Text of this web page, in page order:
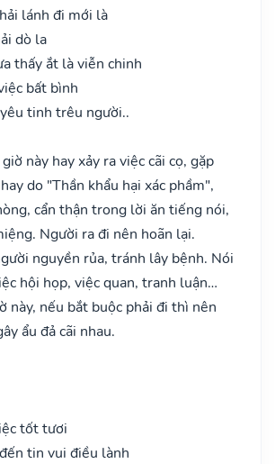
lánh đi mới là
dò la
thấy ắt là viễn chinh
bất bình
tinh trêu người..
này hay xảy ra việc cãi cọ, gặp
do "Thần khẩu hại xác phầm",
cẩn thận trong lời ăn tiếng nói,
Người ra đi nên hoãn lại.
nguyền rủa, tránh lây bệnh. Nói
hội họp, việc quan, tranh luận…
này, nếu bắt buộc phải đi thì nên
ẩu đả cãi nhau.
tốt tươi
tin vui điều lành